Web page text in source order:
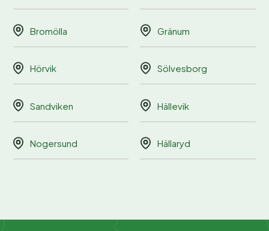
Bromölla Gränum
Hörvik Sölvesborg
Sandviken Hällevik
Nogersund Hällaryd